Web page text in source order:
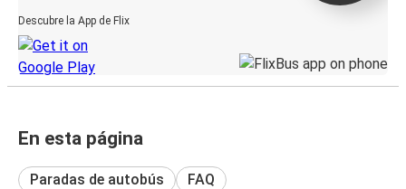
Descubre la App de Flix
En esta página
Paradas de autobús FAQ